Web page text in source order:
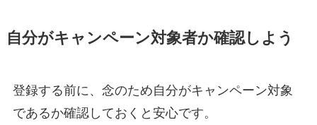
自分がキャンペーン対象者か確認しよう
登録する前に、念のため自分がキャンペーン対象
であるか確認しておくと安心です。